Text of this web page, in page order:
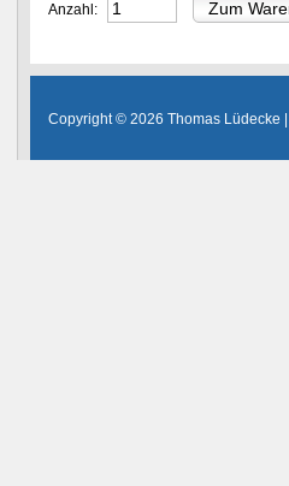
Anzahl:
Copyright © 2026 Thomas Lüdecke |